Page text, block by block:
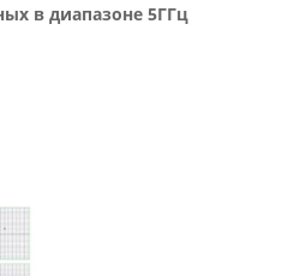
в диапазоне 5ГГц